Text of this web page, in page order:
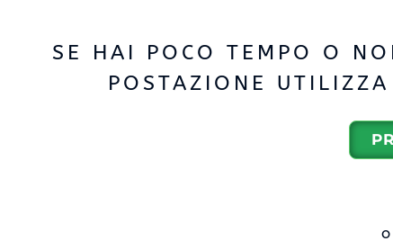
SE HAI POCO TEMPO O
POSTAZIONE